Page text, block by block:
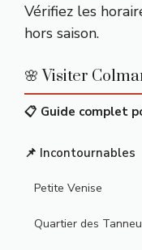
Vérifiez les
hors saison.
🌸 Visiter
📋 Guide complet
📌 Incontournables
Petite Venise
Quartier des